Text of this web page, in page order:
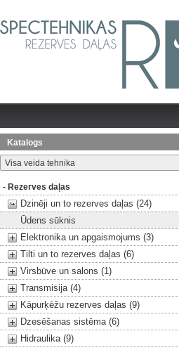
Katalogs
- Rezerves daļas
Dzinēji un to rezerves daļas (24)
Ūdens sūknis
Elektronika un apgaismojums (3)
Tilti un to rezerves daļas (6)
Virsbūve un salons (1)
Transmisija (4)
Kāpurķēžu rezerves daļas (9)
Dzesēšanas sistēma (6)
Hidraulika (9)